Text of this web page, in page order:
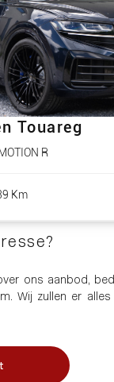
Touareg
R
Km
ons aanbod,
Wij zullen er